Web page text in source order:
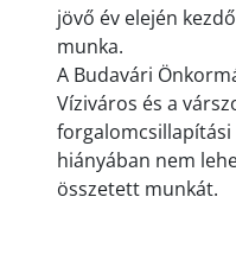
jövő év elején
munka.
A Budavári
Víziváros és a
hiányában nem
összetett munkát.